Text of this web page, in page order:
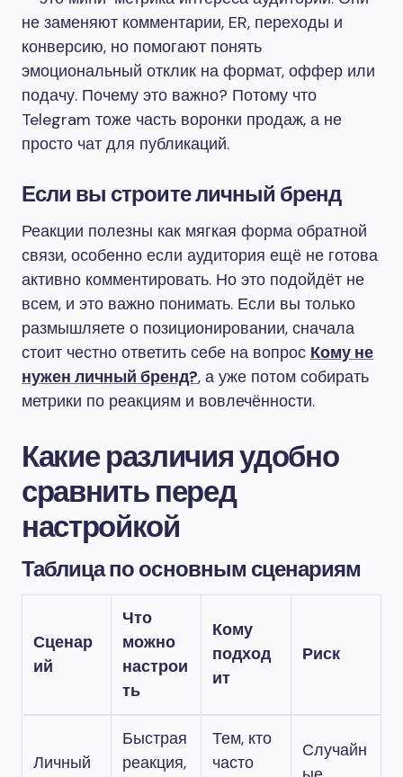
не заменяют комментарии, ER, переходы и
конверсию, но помогают понять
эмоциональный отклик на формат, оффер или
подачу. Почему это важно? Потому что
Telegram тоже часть воронки продаж, а не
просто чат для публикаций.
Если вы строите личный бренд
Реакции полезны как мягкая форма обратной
связи, особенно если аудитория ещё не готова
активно комментировать. Но это подойдёт не
всем, и это важно понимать. Если вы только
размышляете о позиционировании, сначала
стоит честно ответить себе на вопрос Кому не
нужен личный бренд?, а уже потом собирать
метрики по реакциям и вовлечённости.
Какие различия удобно
сравнить перед
настройкой
Таблица по основным сценариям
Сценар
ий
Что
можно
настрои
ть
Кому
подход
ит
Риск
Личный
Быстрая
реакция,
Тем, кто
часто
Случайн